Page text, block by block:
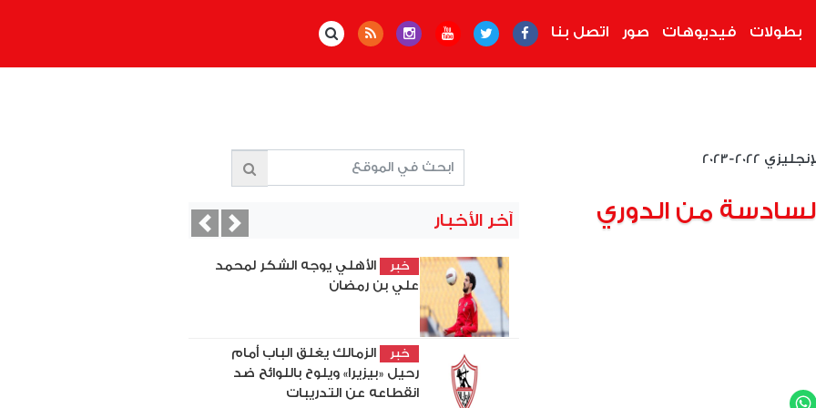
بطولات فيديوهات صور اتصل بنا
2022-2023
من الدوري
WhatsApp
آخر الأخبار
خبر
الأهلي يوجه الشكر لمحمد
علي بن رمضان
خبر
الزمالك يغلق الباب أمام
رحيل «بيزيرا» ويلوح باللوائح ضد
انقطاعه عن التدريبات
PreviousNext